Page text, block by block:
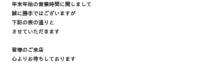
年末年始の営業時間に関しまして
誠に勝手ではございますが
下記の表の通りと
させていただきます
皆様のご来店
心よりお待ちしております